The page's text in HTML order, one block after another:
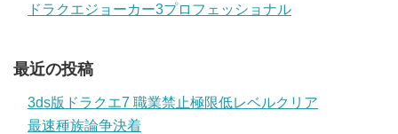
ドラクエジョーカー3プロフェッショナル
最近の投稿
3ds版ドラクエ7 職業禁止極限低レベルクリア
最速種族論争決着